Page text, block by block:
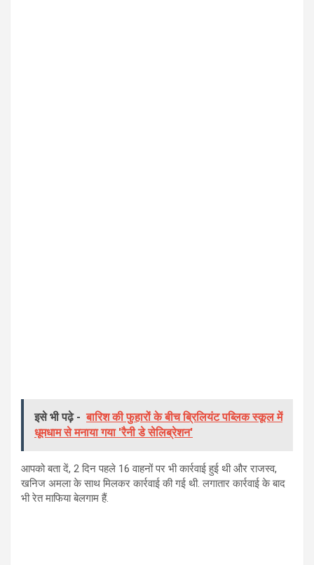
इसे भी पढ़े - बारिश की फुहारों के बीच ब्रिलियंट पब्लिक स्कूल में
धूमधाम से मनाया गया 'रैनी डे सेलिब्रेशन'
आपको बता दें, 2 दिन पहले 16 वाहनों पर भी कार्रवाई हुई थी और राजस्व,
खनिज अमला के साथ मिलकर कार्रवाई की गई थी. लगातार कार्रवाई के बाद
भी रेत माफिया बेलगाम हैं.